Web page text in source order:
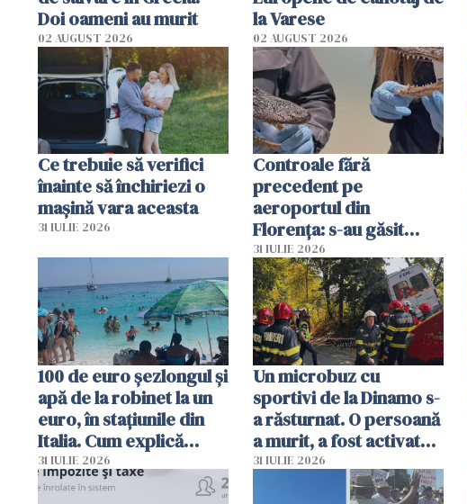
Doi oameni au murit
02 AUGUST 2026
la Varese
02 AUGUST 2026
Ce trebuie să verifici
înainte să închiriezi o
mașină vara aceasta
31 IULIE 2026
Controale fără
precedent pe
aeroportul din
Florența: s-au găsit
capete de aligator și o
sumă imensă de bani
31 IULIE 2026
100 de euro șezlongul și
apă de la robinet la un
euro, în stațiunile din
Italia. Cum explică
autoritățile
31 IULIE 2026
Un microbuz cu
sportivi de la Dinamo s-
a răsturnat. O persoană
a murit, a fost activat
planul roșu de
31 IULIE 2026